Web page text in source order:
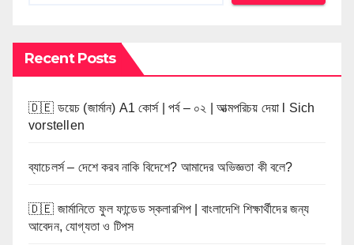
Recent Posts
🇩🇪 ডয়েচ (জার্মান) A1 কোর্স | পর্ব – ০২ | আত্মপরিচয় দেয়া l Sich
vorstellen
ব্যাচেলর্স – দেশে করব নাকি বিদেশে? আমাদের অভিজ্ঞতা কী বলে?
🇩🇪 জার্মানিতে ফুল ফান্ডেড স্কলারশিপ | বাংলাদেশি শিক্ষার্থীদের জন্য
আবেদন, যোগ্যতা ও টিপস